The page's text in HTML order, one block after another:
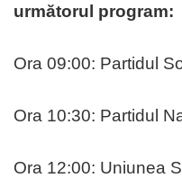
următorul program:
Ora 09:00: Partidul
Ora 10:30: Partidul
Ora 12:00: Uniunea